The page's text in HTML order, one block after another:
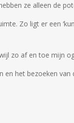
ze alleen de
Zo ligt er een
zo af en toe mijn
het bezoeken